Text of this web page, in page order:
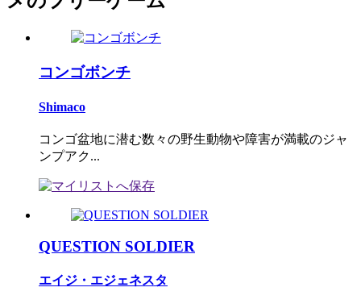
コンゴボンチ
Shimaco
コンゴ盆地に潜む数々の野生動物や障害が満載のジャ
ンプアク...
QUESTION SOLDIER
エイジ・エジェネスタ